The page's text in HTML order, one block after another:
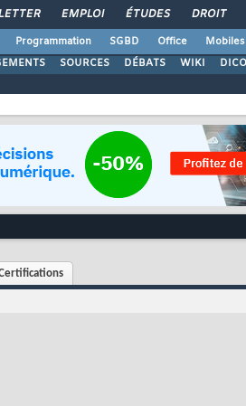
EMPLOI ÉTUDES DROIT
Programmation SGBD Office Mobiles
SOURCES DÉBATS WIKI DICO